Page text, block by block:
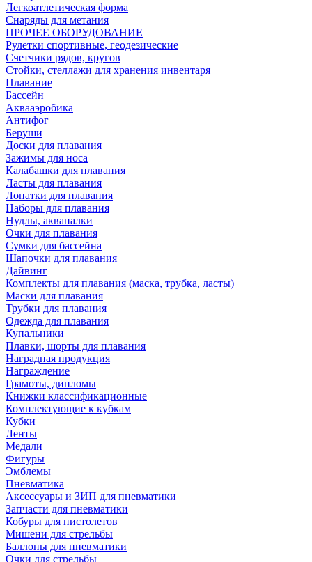
Легкоатлетическая форма
Снаряды для метания
ПРОЧЕЕ ОБОРУДОВАНИЕ
Рулетки спортивные, геодезические
Счетчики рядов, кругов
Стойки, стеллажи для хранения инвентаря
Плавание
Бассейн
Аквааэробика
Антифог
Беруши
Доски для плавания
Зажимы для носа
Калабашки для плавания
Ласты для плавания
Лопатки для плавания
Наборы для плавания
Нудлы, аквапалки
Очки для плавания
Сумки для бассейна
Шапочки для плавания
Дайвинг
Комплекты для плавания (маска, трубка, ласты)
Маски для плавания
Трубки для плавания
Одежда для плавания
Купальники
Плавки, шорты для плавания
Наградная продукция
Награждение
Грамоты, дипломы
Книжки классификационные
Комплектующие к кубкам
Кубки
Ленты
Медали
Фигуры
Эмблемы
Пневматика
Аксессуары и ЗИП для пневматики
Запчасти для пневматики
Кобуры для пистолетов
Мишени для стрельбы
Баллоны для пневматики
Очки для стрельбы